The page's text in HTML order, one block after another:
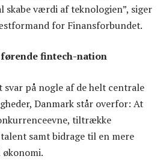
skabe værdi af teknologien”, siger
for Finansforbundet.
fintech-nation
på nogle af de helt centrale
Danmark står overfor: At
tiltrække
samt bidrage til en mere